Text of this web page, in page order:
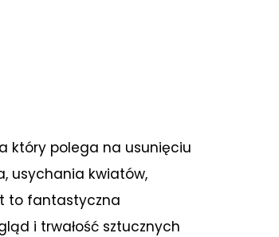
który polega na usunięciu
usychania kwiatów,
to fantastyczna
i trwałość sztucznych